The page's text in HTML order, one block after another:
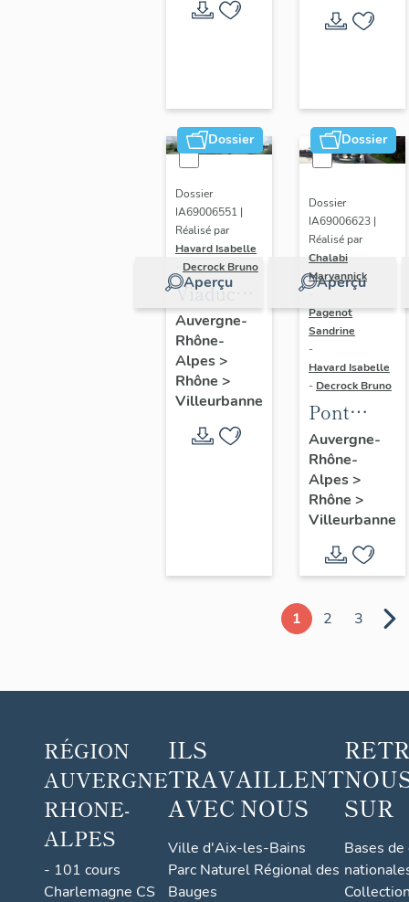
entrelacer,
Dorures
Louis
Mathieu
Industrie
l'usine
Dorures
Industrie
Dossier
Aperçu
Dossier
IA69006551 |
Réalisé par
Havard Isabelle
Decrock Bruno
Viaduc
routier
Auvergne-
Rhône-
Alpes>
Rhône >
Villeurbanne
Dossier
Aperçu
Dossier
IA69006623 |
Réalisé par
Chalabi
Maryannick
Pagenot
Sandrine
-
Havard Isabelle
- Decrock Bruno
Pont
routier
Raymond
Poincaré
Auvergne-
Rhône-
Alpes>
Rhône >
Villeurbanne
1 2 3
RÉGION
AUVERGNE
RHONE-
ALPES
- 101 cours
Charlemagne CS
ILS
TRAVAILLENT
AVEC NOUS
Ville d'Aix-les-Bains
Parc Naturel Régional des
Bauges
SUR
Bases